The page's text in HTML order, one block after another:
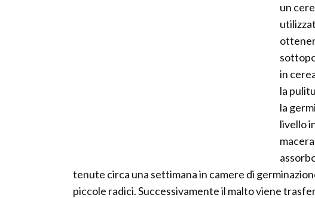
un
in
la
la
livello
tenute circa una settimana in camere di
piccole radici. Successivamente il malto viene